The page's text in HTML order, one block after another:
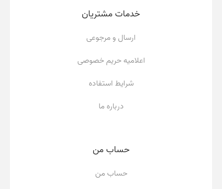
خدمات مشتریان
ارسال و مرجوعی
اعلامیه حریم خصوصی
شرایط استفاده
درباره ما
حساب من
حساب من